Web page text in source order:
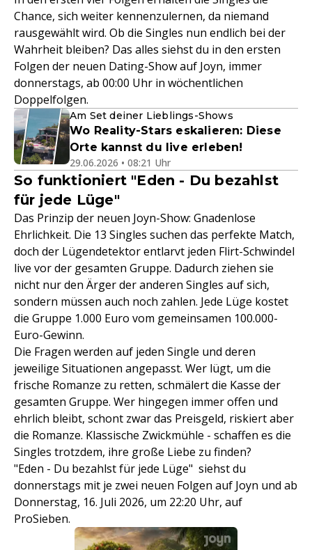
Chance, sich weiter kennenzulernen, da niemand
rausgewählt wird. Ob die Singles nun endlich bei der
Wahrheit bleiben? Das alles siehst du in den ersten
Folgen der neuen Dating-Show auf Joyn, immer
donnerstags, ab 00:00 Uhr in wöchentlichen
Doppelfolgen.
Am Set deiner Lieblings-Shows
Wo Reality-Stars eskalieren: Diese
Orte kannst du live erleben!
29.06.2026 • 08:21 Uhr
So funktioniert "Eden - Du bezahlst
für jede Lüge"
Das Prinzip der neuen Joyn-Show: Gnadenlose
Ehrlichkeit. Die 13 Singles suchen das perfekte Match,
doch der Lügendetektor entlarvt jeden Flirt-Schwindel
live vor der gesamten Gruppe. Dadurch ziehen sie
nicht nur den Ärger der anderen Singles auf sich,
sondern müssen auch noch zahlen. Jede Lüge kostet
die Gruppe 1.000 Euro vom gemeinsamen 100.000-
Euro-Gewinn.
Die Fragen werden auf jeden Single und deren
jeweilige Situationen angepasst. Wer lügt, um die
frische Romanze zu retten, schmälert die Kasse der
gesamten Gruppe. Wer hingegen immer offen und
ehrlich bleibt, schont zwar das Preisgeld, riskiert aber
die Romanze. Klassische Zwickmühle - schaffen es die
Singles trotzdem, ihre große Liebe zu finden?
"Eden - Du bezahlst für jede Lüge" siehst du
donnerstags mit je zwei neuen Folgen auf Joyn und ab
Donnerstag, 16. Juli 2026, um 22:20 Uhr, auf
ProSieben.